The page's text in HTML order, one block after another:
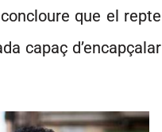
que el repte
capaç d’encapçalar